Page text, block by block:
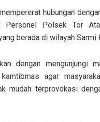
hubungan
Personel Polsek Tor
berada di wilayah
dengan mengunjungi
agar
mudah terprovokasi